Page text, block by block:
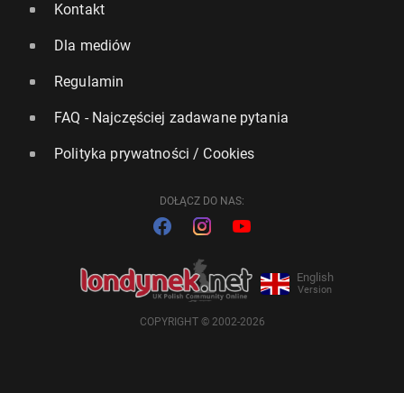
Kontakt
Dla mediów
Regulamin
FAQ - Najczęściej zadawane pytania
Polityka prywatności / Cookies
DOŁĄCZ DO NAS:
English
Version
COPYRIGHT © 2002-2026